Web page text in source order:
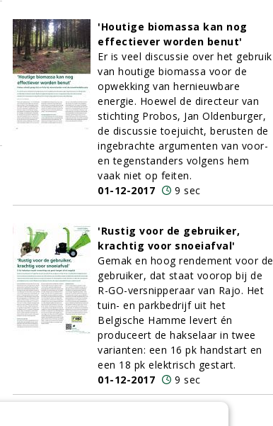
'Houtige biomassa kan nog
effectiever worden benut'
Er is veel discussie over het gebruik
van houtige biomassa voor de
opwekking van hernieuwbare
energie. Hoewel de directeur van
stichting Probos, Jan Oldenburger,
de discussie toejuicht, berusten de
ingebrachte argumenten van voor-
en tegenstanders volgens hem
vaak niet op feiten.
01-12-2017
9 sec
'Rustig voor de gebruiker,
krachtig voor snoeiafval'
Gemak en hoog rendement voor de
gebruiker, dat staat voorop bij de
R-GO-versnipperaar van Rajo. Het
tuin- en parkbedrijf uit het
Belgische Hamme levert én
produceert de hakselaar in twee
varianten: een 16 pk handstart en
een 18 pk elektrisch gestart.
01-12-2017
9 sec